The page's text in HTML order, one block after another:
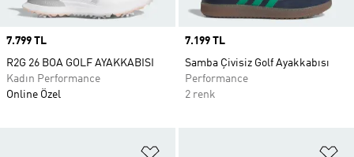
Price
7.799 TL
R2G 26 BOA GOLF AYAKKABISI
Kadın Performance
Online Özel
Price
7.199 TL
Samba Çivisiz Golf Ayakkabısı
Performance
2 renk